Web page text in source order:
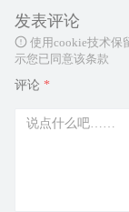
发表评论
使用cookie技术保
示您已同意该条款
评论 *